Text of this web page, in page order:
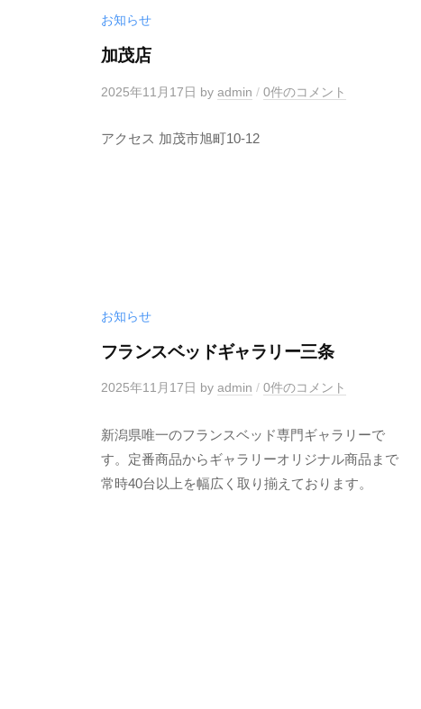
お知らせ
加茂店
2025年11月17日 by admin / 0件のコメント
アクセス 加茂市旭町10-12
お知らせ
フランスベッドギャラリー三条
2025年11月17日 by admin / 0件のコメント
新潟県唯一のフランスベッド専門ギャラリーで
す。定番商品からギャラリーオリジナル商品まで
常時40台以上を幅広く取り揃えております。